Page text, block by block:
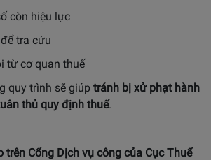
còn hiệu lực
tra cứu
từ cơ quan thuế
quy trình sẽ giúp tránh bị xử phạt hành
thủ quy định thuế.
trên Cổng Dịch vụ công của Cục Thuế